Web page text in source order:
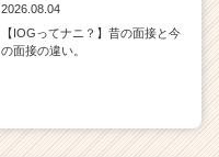
2026.08.04
【IOGってナニ？】昔の面接と今
の面接の違い。